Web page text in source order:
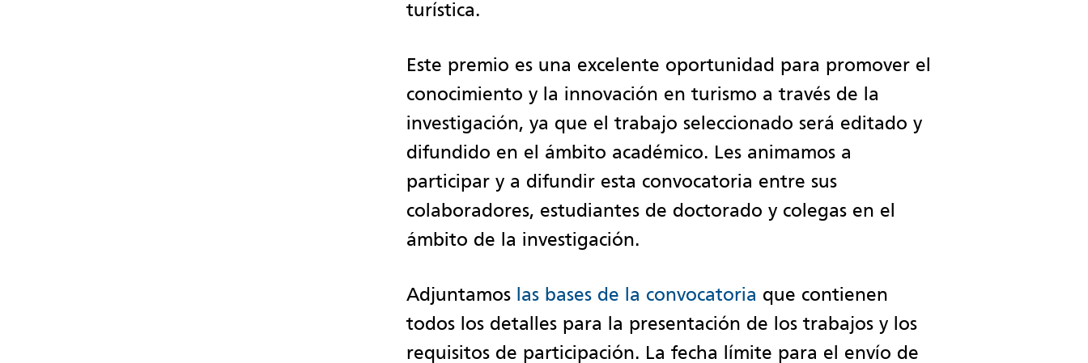
turística.
Este premio es una excelente oportunidad para promover el
conocimiento y la innovación en turismo a través de la
investigación, ya que el trabajo seleccionado será editado y
difundido en el ámbito académico. Les animamos a
participar y a difundir esta convocatoria entre sus
colaboradores, estudiantes de doctorado y colegas en el
ámbito de la investigación.
Adjuntamos las bases de la convocatoria que contienen
todos los detalles para la presentación de los trabajos y los
requisitos de participación. La fecha límite para el envío de